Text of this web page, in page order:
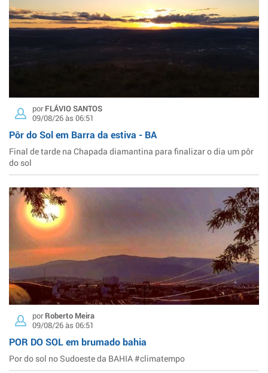
porFLÁVIO SANTOS
09/08/26 às 06:51
Pôr do Sol em Barra da estiva - BA
Final de tarde na Chapada diamantina para finalizar o dia um pôr
do sol
porRoberto Meira
09/08/26 às 06:51
POR DO SOL em brumado bahia
Por do sol no Sudoeste da BAHIA #climatempo